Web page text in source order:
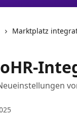
Marktplatz